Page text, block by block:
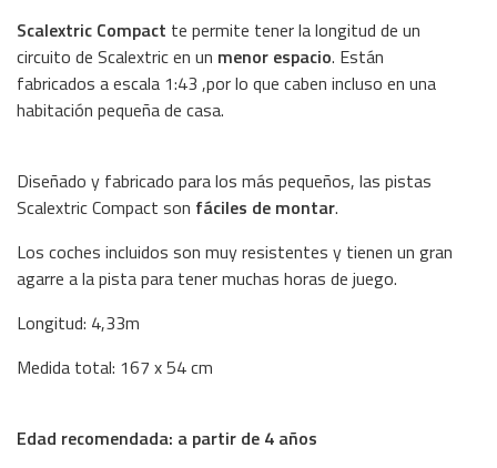
Scalextric Compact te permite tener la longitud de un
circuito de Scalextric en un menor espacio. Están
fabricados a escala 1:43 ,por lo que caben incluso en una
habitación pequeña de casa.
Diseñado y fabricado para los más pequeños, las pistas
Scalextric Compact son fáciles de montar.
Los coches incluidos son muy resistentes y tienen un gran
agarre a la pista para tener muchas horas de juego.
Longitud: 4,33m
Medida total: 167 x 54 cm
Edad recomendada: a partir de 4 años